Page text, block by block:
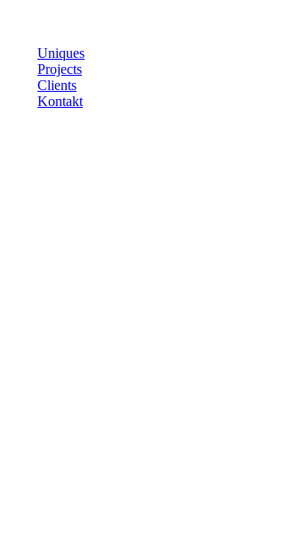
Uniques
Projects
Clients
Kontakt